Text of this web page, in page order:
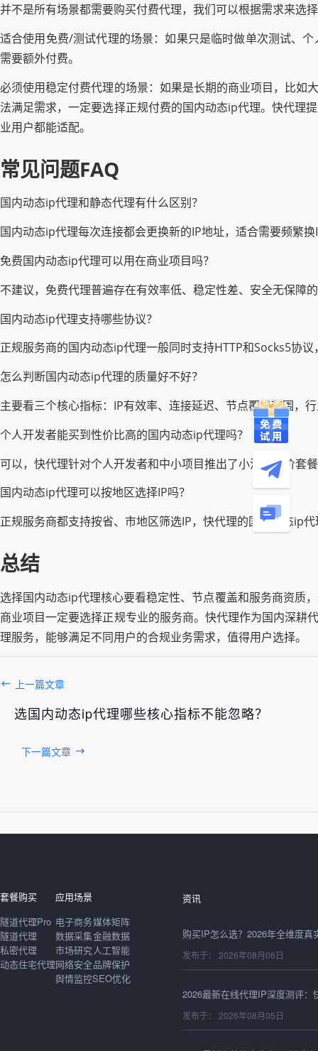
并不是所有场景都需要购买付费代理，我们可以根据需求来选
适合使用免费/测试代理的场景：如果只是临时做单次测试、
需要额外付费。
必须使用稳定付费代理的场景：如果是长期的商业项目，比如
法满足需求，一定要选择正规付费的国内动态ip代理。快代理
业用户都能适配。
常见问题FAQ
国内动态ip代理和静态代理有什么区别？
国内动态ip代理每次连接都会更换新的IP地址，适合需要频繁
免费国内动态ip代理可以用在商业项目吗？
不建议，免费代理普遍存在有效率低、稳定性差、安全无保障
国内动态ip代理支持哪些协议？
正规服务商的国内动态ip代理一般同时支持HTTP和Socks5协
怎么判断国内动态ip代理的质量好不好？
主要看三个核心指标：IP有效率、连接延迟、节点覆盖范围，
个人开发者能买到性价比高的国内动态ip代理吗？
可以，快代理针对个人开发者和中小项目推出了小流量低价套
国内动态ip代理可以按地区选择IP吗？
正规服务商都支持按省、市地区筛选IP，快代理的国内动态ip
总结
选择国内动态ip代理核心要看稳定性、节点覆盖和服务商资质
商业项目一定要选择正规专业的服务商。快代理作为国内深
理服务，能够满足不同用户的合规业务需求，值得用户选择。
上一篇文章
选国内动态ip代理哪些核心指标不能忽略？
下一篇文章
套餐购买
隧道代理Pro
隧道代理
私密代理
动态住宅代理
应用场景
电子商务
数据采集
市场研究
网络安全
舆情监控
媒体矩阵
金融数据
人工智能
品牌保护
SEO优化
资讯
发布于： 2026年08月06日
发布于： 2026年08月06日
发布于： 2026年08月05日